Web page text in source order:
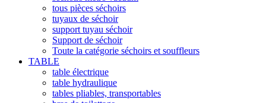
tous pièces séchoirs
tuyaux de séchoir
support tuyau séchoir
Support de séchoir
Toute la catégorie séchoirs et souffleurs
TABLE
table électrique
table hydraulique
tables pliables, transportables